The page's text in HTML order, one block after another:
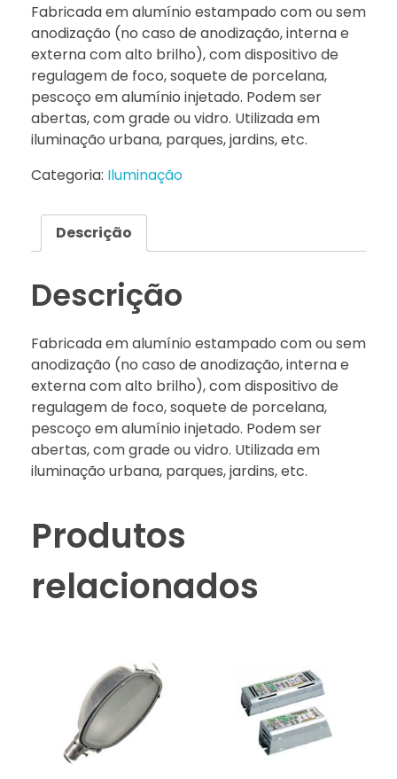
Fabricada em alumínio estampado com ou sem
anodização (no caso de anodização, interna e
externa com alto brilho), com dispositivo de
regulagem de foco, soquete de porcelana,
pescoço em alumínio injetado. Podem ser
abertas, com grade ou vidro. Utilizada em
iluminação urbana, parques, jardins, etc.
Categoria: Iluminação
Descrição
Descrição
Fabricada em alumínio estampado com ou sem
anodização (no caso de anodização, interna e
externa com alto brilho), com dispositivo de
regulagem de foco, soquete de porcelana,
pescoço em alumínio injetado. Podem ser
abertas, com grade ou vidro. Utilizada em
iluminação urbana, parques, jardins, etc.
Produtos
relacionados